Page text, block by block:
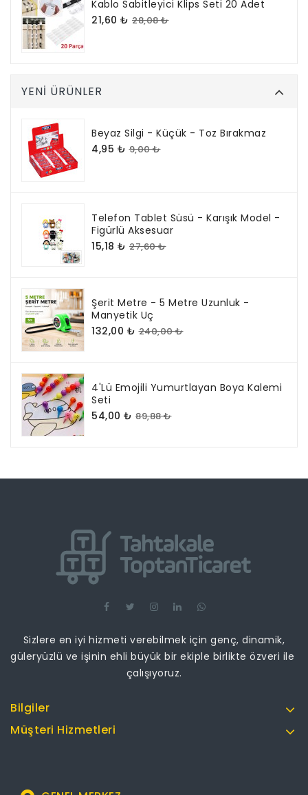
Kablo Sabitleyici Klips Seti 20 Adet
21,60 ₺ 28,08 ₺
YENI ÜRÜNLER
Beyaz Silgi - Küçük - Toz Bırakmaz
4,95 ₺ 9,00 ₺
Telefon Tablet Süsü - Karışık Model -
Figürlü Aksesuar
15,18 ₺ 27,60 ₺
Şerit Metre - 5 Metre Uzunluk -
Manyetik Uç
132,00 ₺ 240,00 ₺
4'lü Emojili Yumurtlayan Boya Kalemi
Seti
54,00 ₺ 89,88 ₺
Sizlere en iyi hizmeti verebilmek için genç, dinamik,
güleryüzlü ve işinin ehli büyük bir ekiple birlikte özveri ile
çalışıyoruz.
Bilgiler
Müşteri Hizmetleri